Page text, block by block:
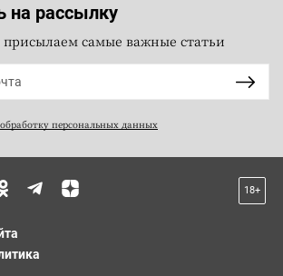
на рассылку
самые важные статьи
обработку персональных данных
18+